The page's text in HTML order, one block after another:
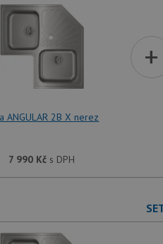
ANGULAR 2B X nerez
7 990 Kč s DPH
+